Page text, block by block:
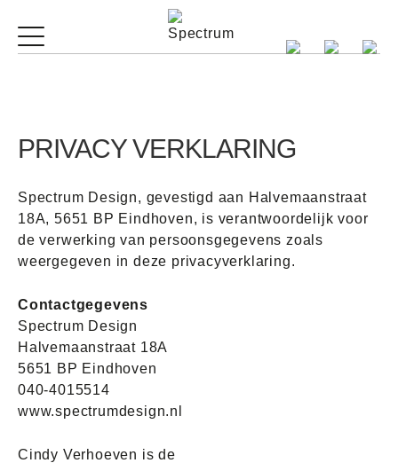
PRIVACY VERKLARING
Spectrum Design, gevestigd aan Halvemaanstraat
18A, 5651 BP Eindhoven, is verantwoordelijk voor
de verwerking van persoonsgegevens zoals
weergegeven in deze privacyverklaring.
Contactgegevens
Spectrum Design
Halvemaanstraat 18A
5651 BP Eindhoven
040-4015514
www.spectrumdesign.nl
Cindy Verhoeven is de